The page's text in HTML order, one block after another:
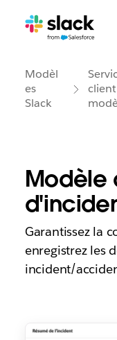
Modèl
es
Slack
client
Modèle
Garantissez la
enregistrez les
incident/